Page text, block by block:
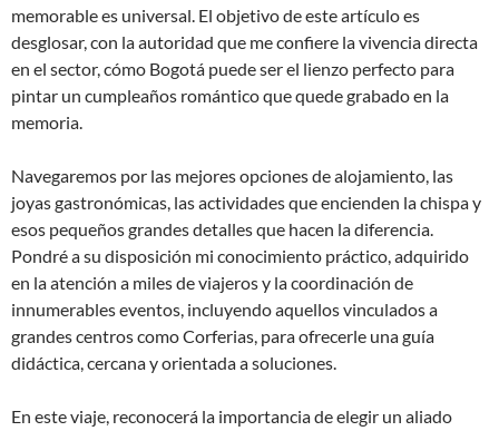
memorable es universal. El objetivo de este artículo es
desglosar, con la autoridad que me confiere la vivencia directa
en el sector, cómo Bogotá puede ser el lienzo perfecto para
pintar un cumpleaños romántico que quede grabado en la
memoria.
Navegaremos por las mejores opciones de alojamiento, las
joyas gastronómicas, las actividades que encienden la chispa y
esos pequeños grandes detalles que hacen la diferencia.
Pondré a su disposición mi conocimiento práctico, adquirido
en la atención a miles de viajeros y la coordinación de
innumerables eventos, incluyendo aquellos vinculados a
grandes centros como Corferias, para ofrecerle una guía
didáctica, cercana y orientada a soluciones.
En este viaje, reconocerá la importancia de elegir un aliado